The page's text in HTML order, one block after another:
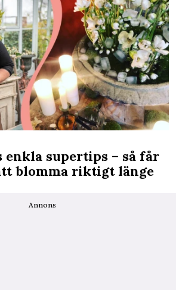
enkla supertips – så får
blomma riktigt länge
Annons